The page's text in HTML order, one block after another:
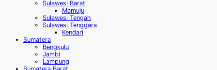
Sulawesi Barat
Mamuju
Sulawesi Tengah
Sulawesi Tenggara
Kendari
Sumatera
Bengkulu
Jambi
Lampung